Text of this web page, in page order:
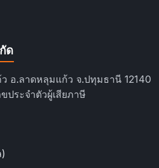
ด
อ.ลาดหลุมแก้ว จ.ปทุมธานี 12140
ประจำตัวผู้เสียภาษี